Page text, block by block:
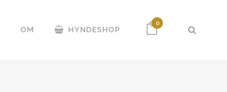
0
OM HYNDESHOP